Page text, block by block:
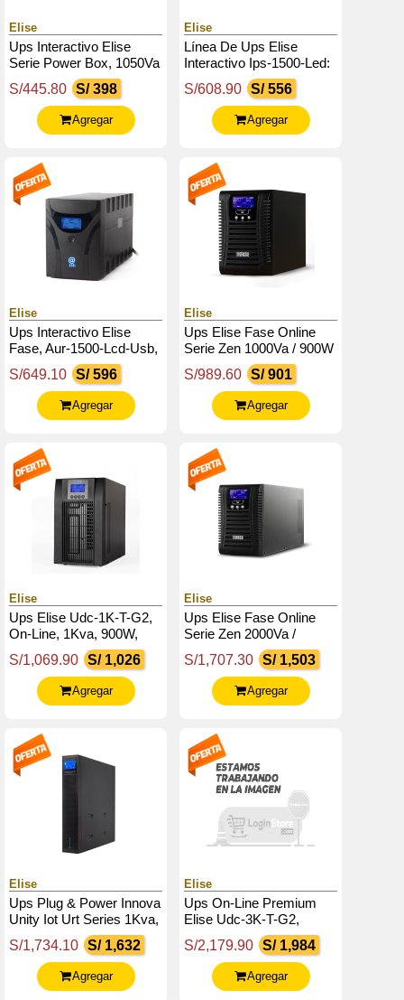
Elise
Ups Interactivo Elise
Serie Power Box, 1050Va
/ 600W, Puerto Inteligente
Usb-Hid.
S/445.80 S/ 398
Agregar
Elise
Línea De Ups Elise
Interactivo Ips-1500-Led:
1500 Va / 900 W
S/608.90 S/ 556
Agregar
Elise
Ups Interactivo Elise
Fase, Aur-1500-Lcd-Usb,
1500 Va / 900 W, Puerto
Inteligente Usb-Hid.
S/649.10 S/ 596
Agregar
Elise
Ups Elise Fase Online
Serie Zen 1000Va / 900W
/ 4 Tomas De Salida
Nema 5-15 / Rs232 /
S/989.60 S/ 901
Agregar
Elise
Ups Elise Udc-1K-T-G2,
On-Line, 1Kva, 900W,
100V 300Vac, Display
Lcd.
S/1,069.90 S/ 1,026
Agregar
Elise
Ups Elise Fase Online
Serie Zen 2000Va /
1800W / 4 Tomas De
Salida Nema 5-15 /
Rs232 / Usb
S/1,707.30 S/ 1,503
Agregar
Elise
Ups Plug & Power Innova
Unity Iot Urt Series 1Kva,
1000Va, 1000W, 220V,
Db-9 Rs232 / Usb
S/1,734.10 S/ 1,632
Agregar
Elise
Ups On-Line Premium
Elise Udc-3K-T-G2,
3000Va / 2700W /
Entrada: 220-240Vac /
Salida: 220-240Vac
S/2,179.90 S/ 1,984
Agregar